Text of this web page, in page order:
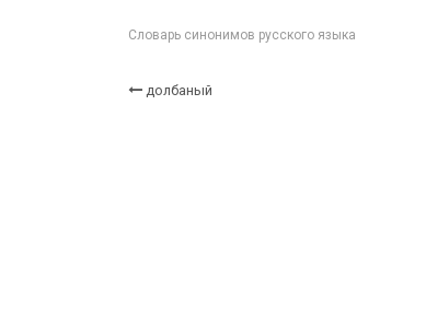
Словарь синонимов русского языка
долбаный